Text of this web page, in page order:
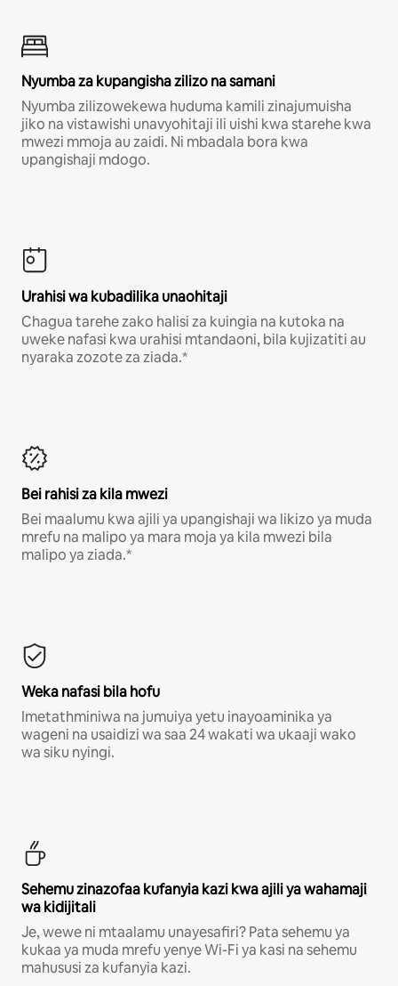
Nyumba za kupangisha zilizo na samani
Nyumba zilizowekewa huduma kamili zinajumuisha
jiko na vistawishi unavyohitaji ili uishi kwa starehe kwa
mwezi mmoja au zaidi. Ni mbadala bora kwa
upangishaji mdogo.
Urahisi wa kubadilika unaohitaji
Chagua tarehe zako halisi za kuingia na kutoka na
uweke nafasi kwa urahisi mtandaoni, bila kujizatiti au
nyaraka zozote za ziada.*
Bei rahisi za kila mwezi
Bei maalumu kwa ajili ya upangishaji wa likizo ya muda
mrefu na malipo ya mara moja ya kila mwezi bila
malipo ya ziada.*
Weka nafasi bila hofu
Imetathminiwa na jumuiya yetu inayoaminika ya
wageni na usaidizi wa saa 24 wakati wa ukaaji wako
wa siku nyingi.
Sehemu zinazofaa kufanyia kazi kwa ajili ya wahamaji
wa kidijitali
Je, wewe ni mtaalamu unayesafiri? Pata sehemu ya
kukaa ya muda mrefu yenye Wi-Fi ya kasi na sehemu
mahususi za kufanyia kazi.